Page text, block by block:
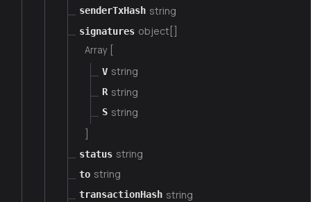
senderTxHash string
signatures object[]
Array [
V string
R string
S string
status string
to string
transactionHash string